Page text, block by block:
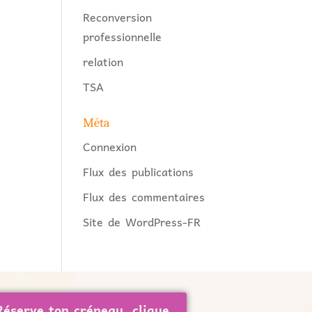
Reconversion
professionnelle
relation
TSA
Méta
Connexion
Flux des publications
Flux des commentaires
Site de WordPress-FR